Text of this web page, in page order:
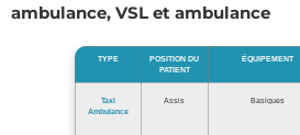
ambulance, VSL et ambulance
TYPE
POSITION DU
PATIENT
ÉQUIPEMENT
Taxi
Ambulance
Assis Basiques